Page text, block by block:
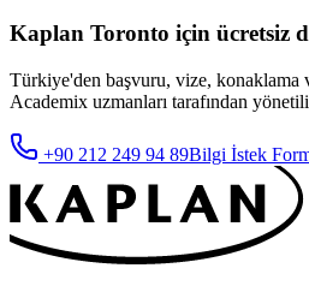
Kaplan Toronto için ücretsiz
Türkiye'den başvuru, vize, konaklama
Academix uzmanları tarafından
+90 212 249 94 89Bilgi İstek